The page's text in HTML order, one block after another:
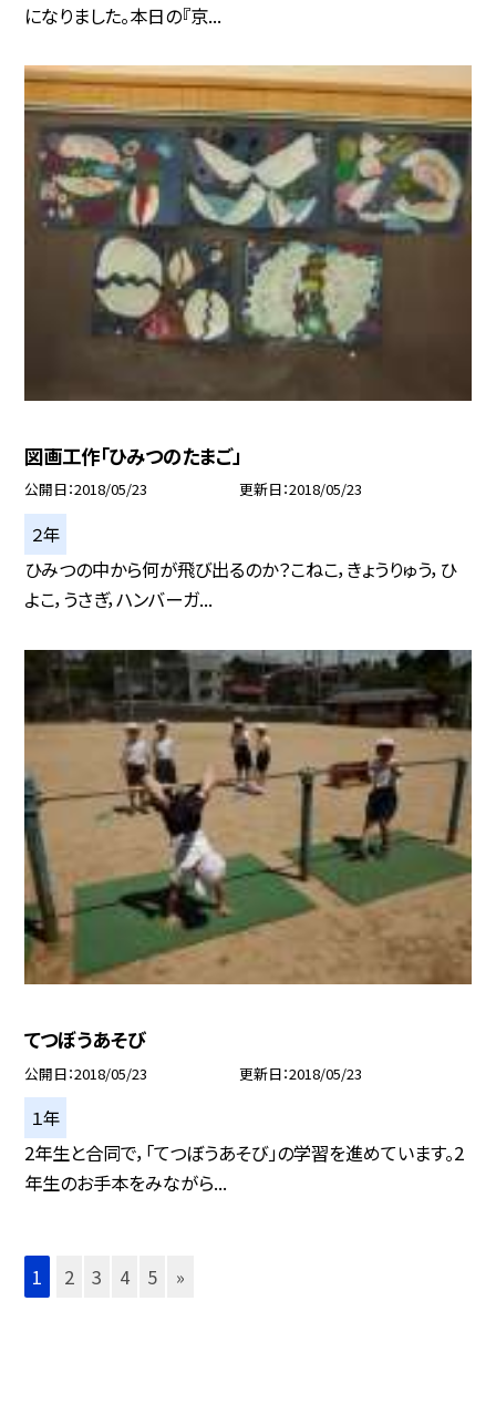
になりました。本日の『京...
図画工作「ひみつのたまご」
公開日 2018/05/23 更新日 2018/05/23
２年
ひみつの中から何が飛び出るのか？こねこ，きょうりゅう，ひ
よこ，うさぎ，ハンバーガ...
てつぼうあそび
公開日 2018/05/23 更新日 2018/05/23
１年
2年生と合同で，「てつぼうあそび」の学習を進めています。2
年生のお手本をみながら...
1 2 3 4 5 »